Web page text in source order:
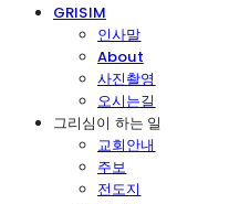
GRISIM
인사말
About
사진촬영
오시는길
그리심이 하는 일
교회안내
주보
전도지